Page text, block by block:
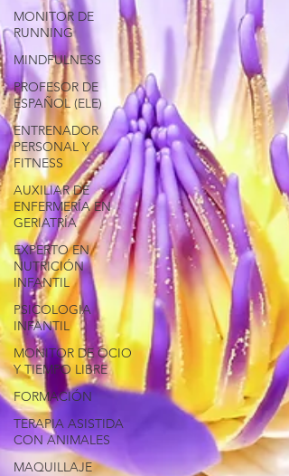
MONITOR DE
RUNNING
MINDFULNESS
PROFESOR DE
ESPAÑOL (ELE)
ENTRENADOR
PERSONAL Y
FITNESS
AUXILIAR DE
ENFERMERÍA EN
GERIATRÍA
EXPERTO EN
NUTRICIÓN
INFANTIL
PSICOLOGIA
INFANTIL
MONITOR DE OCIO
Y TIEMPO LIBRE
FORMACIÓN
TERAPIA ASISTIDA
CON ANIMALES
MAQUILLAJE